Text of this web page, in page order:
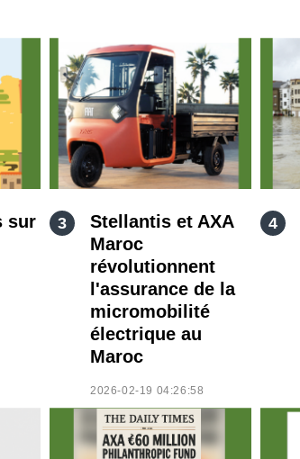
sur
Stellantis et AXA
Maroc
révolutionnent
l'assurance de la
micromobilité
électrique au
Maroc
2026-02-19 04:26:58